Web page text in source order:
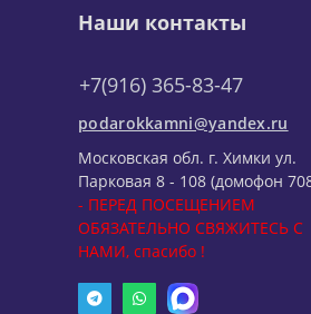
Наши контакты
+7(916) 365-83-47
podarokkamni@yandex.ru
Московская обл. г. Химки ул.
Парковая 8 - 108 (домофон
- ПЕРЕД ПОСЕЩЕНИЕМ
ОБЯЗАТЕЛЬНО СВЯЖИТЕСЬ С
НАМИ, спасибо !